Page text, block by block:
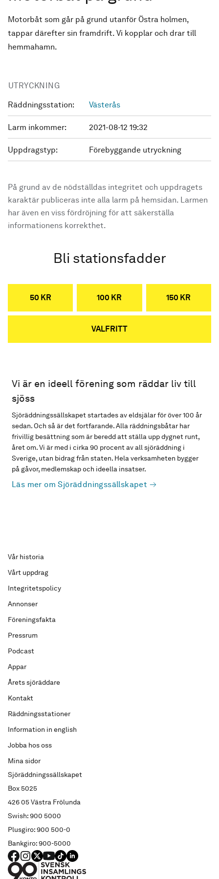
Motorbåt som går på grund utanför Östra holmen,
tappar därefter sin framdrift. Vi kopplar och drar till
hemmahamn.
UTRYCKNING
Räddningsstation: Västerås
Larm inkommer: 2021-08-12 19:32
Uppdragstyp: Förebyggande utryckning
På grund av de nödställdas integritet och uppdragets
karaktär publiceras inte alla larm på hemsidan. Larmen
har även en viss fördröjning för att säkerställa
informationens korrekthet.
Bli stationsfadder
50 KR 100 KR 150 KR
VALFRITT
Vi är en ideell förening som räddar liv till
sjöss
Sjöräddningssällskapet startades av eldsjälar för över 100 år
sedan. Och så är det fortfarande. Alla räddningsbåtar har
frivillig besättning som är beredd att ställa upp dygnet runt,
året om. Vi är med i cirka 90 procent av all sjöräddning i
Sverige, utan bidrag från staten. Hela verksamheten bygger
på gåvor, medlemskap och ideella insatser.
Läs mer om Sjöräddningssällskapet
Sjöräddningssällskapet
Box 5025
426 05 Västra Frölunda
Swish: 900 5000
Plusgiro: 900 500-0
Bankgiro: 900-5000
Vår historia
Vårt uppdrag
Integritetspolicy
Annonser
Föreningsfakta
Pressrum
Podcast
Appar
Årets sjöräddare
Kontakt
Räddningsstationer
Information in english
Jobba hos oss
Mina sidor
FACEBOOK
Instagram
X YouTube
TIKTOKLINKED IN